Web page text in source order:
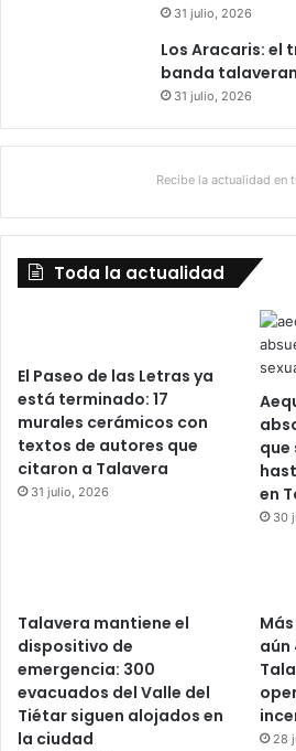
31 julio, 2026
Los Aracaris: el
banda
31 julio, 2026
Recibe la actualidad en
Toda la actualidad
El Paseo de las Letras ya
está terminado: 17
murales cerámicos con
textos de autores que
citaron a Talavera
31 julio, 2026
que
en
30
Talavera mantiene el
dispositivo de
emergencia: 300
evacuados del Valle del
Tiétar siguen alojados en
la ciudad
aún
28